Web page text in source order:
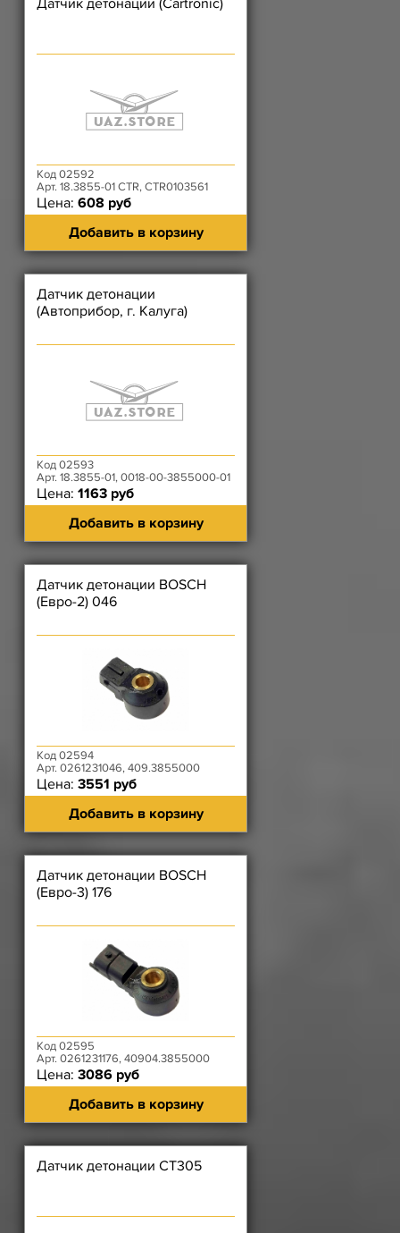
Датчик детонации (Cartronic)
Код 02592
Арт. 18.3855-01 CTR, CTR0103561
Цена: 608 руб
Добавить в корзину
Датчик детонации
(Автоприбор, г. Калуга)
Код 02593
Арт. 18.3855-01, 0018-00-3855000-01
Цена: 1163 руб
Добавить в корзину
Датчик детонации BOSCH
(Евро-2) 046
Код 02594
Арт. 0261231046, 409.3855000
Цена: 3551 руб
Добавить в корзину
Датчик детонации BOSCH
(Евро-3) 176
Код 02595
Арт. 0261231176, 40904.3855000
Цена: 3086 руб
Добавить в корзину
Датчик детонации СТ305